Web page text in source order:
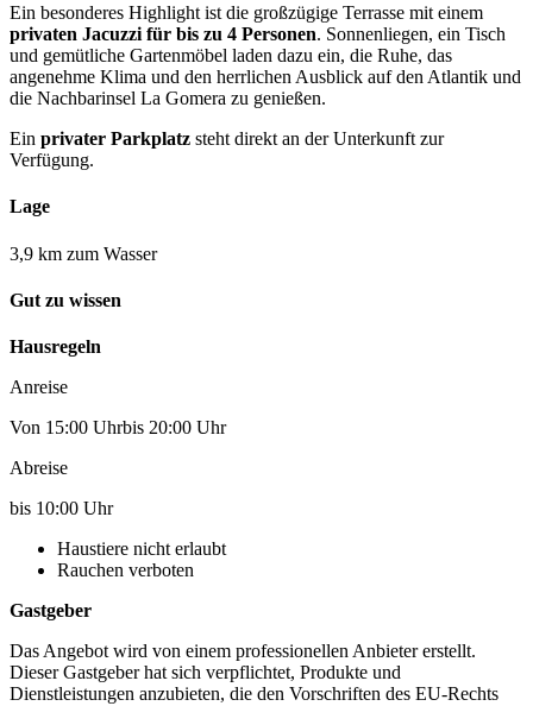
Ein besonderes Highlight ist die großzügige Terrasse mit einem
privaten Jacuzzi für bis zu 4 Personen. Sonnenliegen, ein Tisch
und gemütliche Gartenmöbel laden dazu ein, die Ruhe, das
angenehme Klima und den herrlichen Ausblick auf den Atlantik und
die Nachbarinsel La Gomera zu genießen.
Ein privater Parkplatz steht direkt an der Unterkunft zur
Verfügung.
Lage
3,9 km zum Wasser
Gut zu wissen
Hausregeln
Anreise
Von 15:00 Uhrbis 20:00 Uhr
Abreise
bis 10:00 Uhr
Haustiere nicht erlaubt
Rauchen verboten
Gastgeber
Das Angebot wird von einem professionellen Anbieter erstellt.
Dieser Gastgeber hat sich verpflichtet, Produkte und
Dienstleistungen anzubieten, die den Vorschriften des EU-Rechts